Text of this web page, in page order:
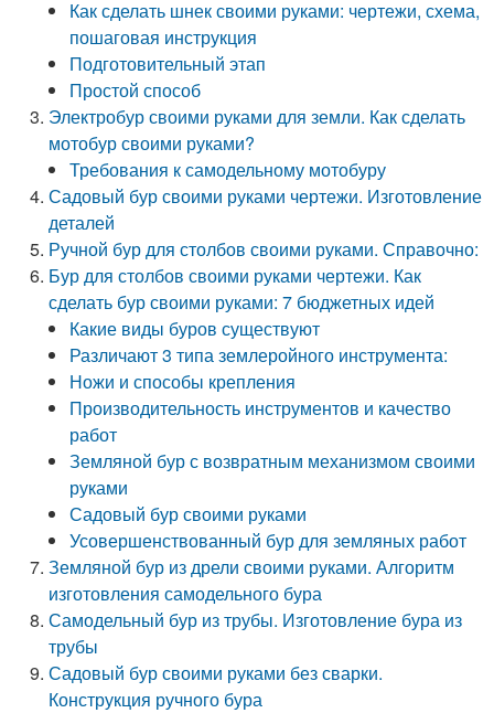
Как сделать шнек своими руками: чертежи, схема,
пошаговая инструкция
Подготовительный этап
Простой способ
Электробур своими руками для земли. Как сделать
мотобур своими руками?
Требования к самодельному мотобуру
Садовый бур своими руками чертежи. Изготовление
деталей
Ручной бур для столбов своими руками. Справочно:
Бур для столбов своими руками чертежи. Как
сделать бур своими руками: 7 бюджетных идей
Какие виды буров существуют
Различают 3 типа землеройного инструмента:
Ножи и способы крепления
Производительность инструментов и качество
работ
Земляной бур с возвратным механизмом своими
руками
Садовый бур своими руками
Усовершенствованный бур для земляных работ
Земляной бур из дрели своими руками. Алгоритм
изготовления самодельного бура
Самодельный бур из трубы. Изготовление бура из
трубы
Садовый бур своими руками без сварки.
Конструкция ручного бура